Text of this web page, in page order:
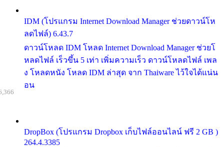
IDM (โปรแกรม Internet Download Manager ช่วยดาวน์โห
ลดไฟล์) 6.43.7
ดาวน์โหลด IDM โหลด Internet Download Manager ช่วยโ
หลดไฟล์ เร็วขึ้น 5 เท่า เพิ่มความเร็ว ดาวน์โหลดไฟล์ เพล
ง โหลดหนัง โหลด IDM ล่าสุด จาก Thaiware ไว้ใจได้แน่น
อน
DropBox (โปรแกรม Dropbox เก็บไฟล์ออนไลน์ ฟรี 2 GB )
264.4.3385